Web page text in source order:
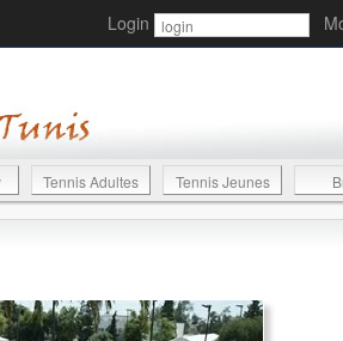
Login
Tennis Adultes Tennis Jeunes